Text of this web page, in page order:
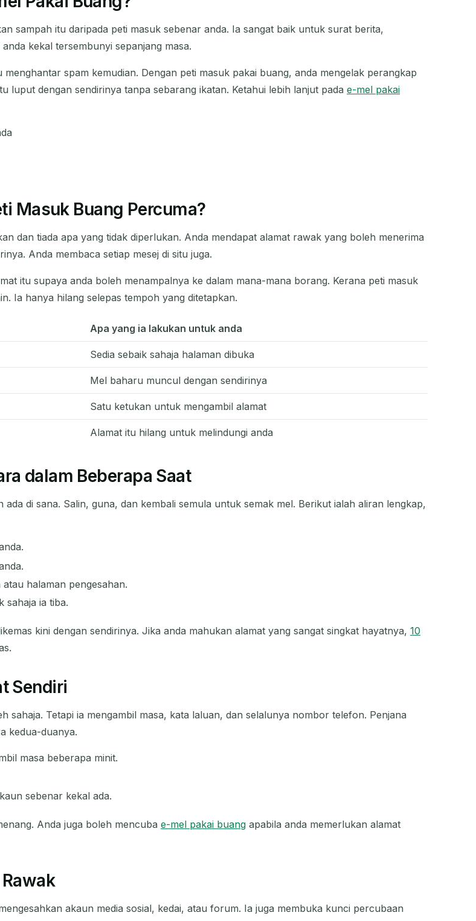
sampah itu daripada peti masuk sebenar anda. Ia sangat baik untuk surat berita,
kekal tersembunyi sepanjang masa.
spam kemudian. Dengan peti masuk pakai buang, anda mengelak perangkap
luput dengan sendirinya tanpa sebarang ikatan. Ketahui lebih lanjut pada e-mel pakai
Masuk Buang Percuma?
dan tiada apa yang tidak diperlukan. Anda mendapat alamat rawak yang boleh menerima
Anda membaca setiap mesej di situ juga.
itu supaya anda boleh menampalnya ke dalam mana-mana borang. Kerana peti masuk
Ia hanya hilang selepas tempoh yang ditetapkan.
Apa yang ia lakukan untuk anda
Sedia sebaik sahaja halaman dibuka
Mel baharu muncul dengan sendirinya
Satu ketukan untuk mengambil alamat
Alamat itu hilang untuk melindungi anda
dalam Beberapa Saat
di sana. Salin, guna, dan kembali semula untuk semak mel. Berikut ialah aliran lengkap,
halaman pengesahan.
sahaja ia tiba.
kini dengan sendirinya. Jika anda mahukan alamat yang sangat singkat hayatnya, 10
Sendiri
sahaja. Tetapi ia mengambil masa, kata laluan, dan selalunya nombor telefon. Penjana
kedua-duanya.
masa beberapa minit.
sebenar kekal ada.
Anda juga boleh mencuba e-mel pakai buang apabila anda memerlukan alamat
akaun media sosial, kedai, atau forum. Ia juga membuka kunci percubaan